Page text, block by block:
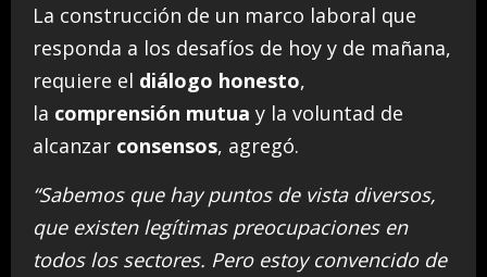
La construcción de un marco laboral que
responda a los desafíos de hoy y de mañana,
requiere el diálogo honesto,
la comprensión mutua y la voluntad de
alcanzar consensos, agregó.
“Sabemos que hay puntos de vista diversos,
que existen legítimas preocupaciones en
todos los sectores. Pero estoy convencido de